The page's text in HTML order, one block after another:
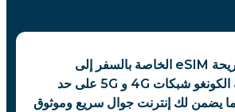
تدعم شريحة eSIM الخاصة بالسفر إلى
جمهورية الكونغو شبكات 4G و 5G على حد
يضمن لك إنترنت جوال سريع وموثوق